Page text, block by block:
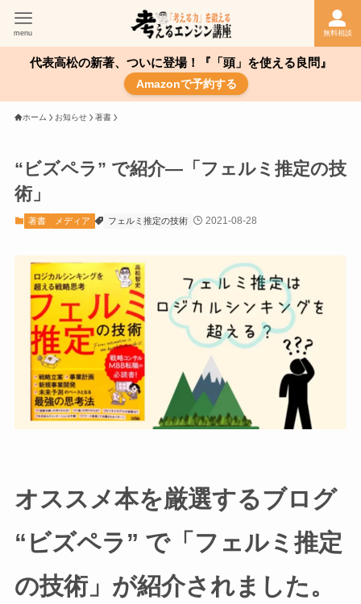
無料相談
menu
代表高松の新著、ついに登場！『「頭」を使える良問』
Amazonで予約する
ホーム お知らせ 著書
“ビズペラ” で紹介—「フェルミ推定の技
術」
著書 メディア フェルミ推定の技術 2021-08-28
オススメ本を厳選するブログ
“ビズペラ” で「フェルミ推定
の技術」が紹介されました。